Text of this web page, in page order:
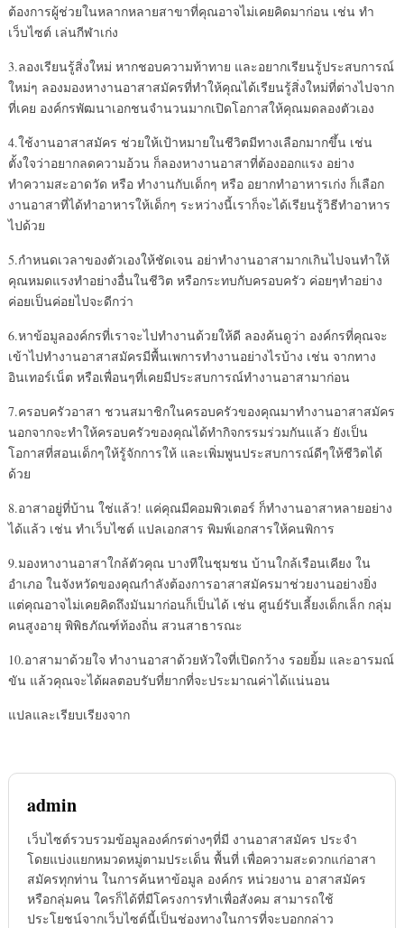
ต้องการผู้ช่วยในหลากหลายสาขาที่คุณอาจไม่เคยคิดมาก่อน เช่น ทำ
เว็บไซต์ เล่นกีฬาเก่ง
3.ลองเรียนรู้สิ่งใหม่ หากชอบความท้าทาย และอยากเรียนรู้ประสบการณ์
ใหม่ๆ ลองมองหางานอาสาสมัครที่ทำให้คุณได้เรียนรู้สิ่งใหม่ที่ต่างไปจาก
ที่เคย องค์กรพัฒนาเอกชนจำนวนมากเปิดโอกาสให้คุณมดลองตัวเอง
4.ใช้งานอาสาสมัคร ช่วยให้เป้าหมายในชีวิตมีทางเลือกมากขึ้น เช่น
ตั้งใจว่าอยากลดความอ้วน ก็ลองหางานอาสาที่ต้องออกแรง อย่าง
ทำความสะอาดวัด หรือ ทำงานกับเด็กๆ หรือ อยากทำอาหารเก่ง ก็เลือก
งานอาสาที่ได้ทำอาหารให้เด็กๆ ระหว่างนี้เราก็จะได้เรียนรู้วิธีทำอาหาร
ไปด้วย
5.กำหนดเวลาของตัวเองให้ชัดเจน อย่าทำงานอาสามากเกินไปจนทำให้
คุณหมดแรงทำอย่างอื่นในชีวิต หรือกระทบกับครอบครัว ค่อยๆทำอย่าง
ค่อยเป็นค่อยไปจะดีกว่า
6.หาข้อมูลองค์กรที่เราจะไปทำงานด้วยให้ดี ลองค้นดูว่า องค์กรที่คุณจะ
เข้าไปทำงานอาสาสมัครมีพื้นเพการทำงานอย่างไรบ้าง เช่น จากทาง
อินเทอร์เน็ต หรือเพื่อนๆที่เคยมีประสบการณ์ทำงานอาสามาก่อน
7.ครอบครัวอาสา ชวนสมาชิกในครอบครัวของคุณมาทำงานอาสาสมัคร
นอกจากจะทำให้ครอบครัวของคุณได้ทำกิจกรรมร่วมกันแล้ว ยังเป็น
โอกาสที่สอนเด็กๆให้รู้จักการให้ และเพิ่มพูนประสบการณ์ดีๆให้ชีวิตได้
ด้วย
8.อาสาอยู่ที่บ้าน ใช่แล้ว! แค่คุณมีคอมพิวเตอร์ ก็ทำงานอาสาหลายอย่าง
ได้แล้ว เช่น ทำเว็บไซต์ แปลเอกสาร พิมพ์เอกสารให้คนพิการ
9.มองหางานอาสาใกล้ตัวคุณ บางทีในชุมชน บ้านใกล้เรือนเคียง ใน
อำเภอ ในจังหวัดของคุณกำลังต้องการอาสาสมัครมาช่วยงานอย่างยิ่ง
แต่คุณอาจไม่เคยคิดถึงมันมาก่อนก็เป็นได้ เช่น ศูนย์รับเลี้ยงเด็กเล็ก กลุ่ม
คนสูงอายุ พิพิธภัณฑ์ท้องถิ่น สวนสาธารณะ
10.อาสามาด้วยใจ ทำงานอาสาด้วยหัวใจที่เปิดกว้าง รอยยิ้ม และอารมณ์
ขัน แล้วคุณจะได้ผลตอบรับที่ยากที่จะประมาณค่าได้แน่นอน
แปลและเรียบเรียงจาก
admin
เว็บไซต์รวบรวมข้อมูลองค์กรต่างๆที่มี งานอาสาสมัคร ประจำ
โดยแบ่งแยกหมวดหมู่ตามประเด็น พื้นที่ เพื่อความสะดวกแก่อาสา
สมัครทุกท่าน ในการค้นหาข้อมูล องค์กร หน่วยงาน อาสาสมัคร
หรือกลุ่มคน ใครก็ได้ที่มีโครงการทำเพื่อสังคม สามารถใช้
ประโยชน์จากเว็บไซต์นี้เป็นช่องทางในการที่จะบอกกล่าว